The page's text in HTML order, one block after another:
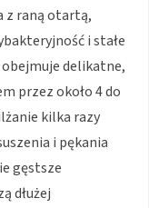
z raną otartą,
i stałe
delikatne,
przez około 4 do
kilka razy
i pękania
gęstsze
dłużej